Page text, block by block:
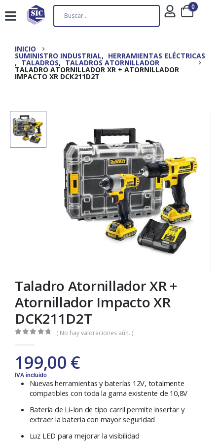
0
INICIO
SUMINISTRO INDUSTRIAL, HERRAMIENTAS ELÉCTRICAS
, TALADROS, TALADROS ATORNILLADOR
TALADRO ATORNILLADOR XR + ATORNILLADOR
IMPACTO XR DCK211D2T
Taladro Atornillador XR +
Atornillador Impacto XR
DCK211D2T
( No hay valoraciones aún. )
199,00 €
IVA incluido
Nuevas herramientas y baterías 12V, totalmente
compatibles con toda la gama existente de 10,8V
Batería de Li-Ion de tipo carril permite insertar y
extraer la batería con mayor seguridad
Luz LED para mejorar la visibilidad